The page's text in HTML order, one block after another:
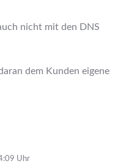
nicht mit den DNS
dem Kunden eigene
Uhr